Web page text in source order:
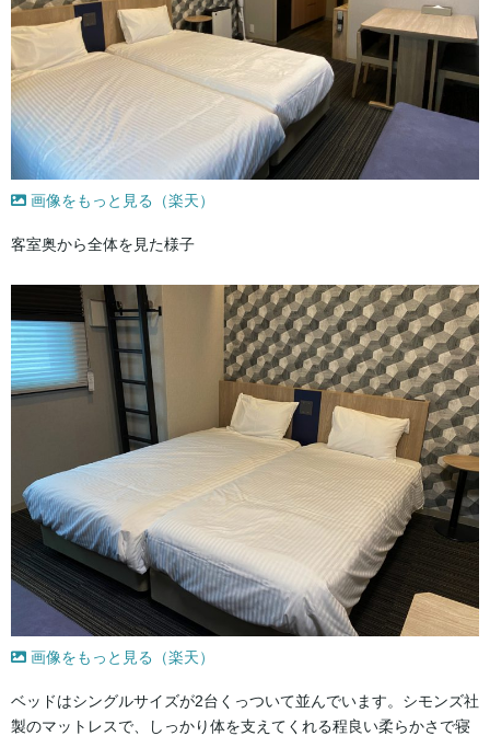
画像をもっと見る（楽天）
客室奥から全体を見た様子
画像をもっと見る（楽天）
ベッドはシングルサイズが2台くっついて並んでいます。シモンズ社
製のマットレスで、しっかり体を支えてくれる程良い柔らかさで寝